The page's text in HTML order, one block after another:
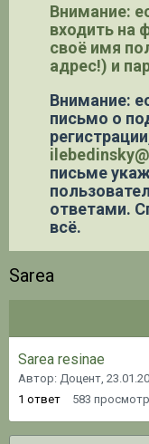
Внимание:
входить на
своё имя
адрес!) и
Внимание:
письмо о
письме
ответами.
всё.
Sarea
Sarea resinae
Автор: Доцент,
1 ответ 583